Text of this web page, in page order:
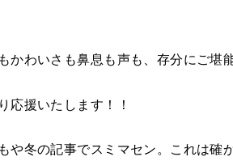
かわいさも鼻息も声も、存分にご堪
応援いたします！！
や冬の記事でスミマセン。これは